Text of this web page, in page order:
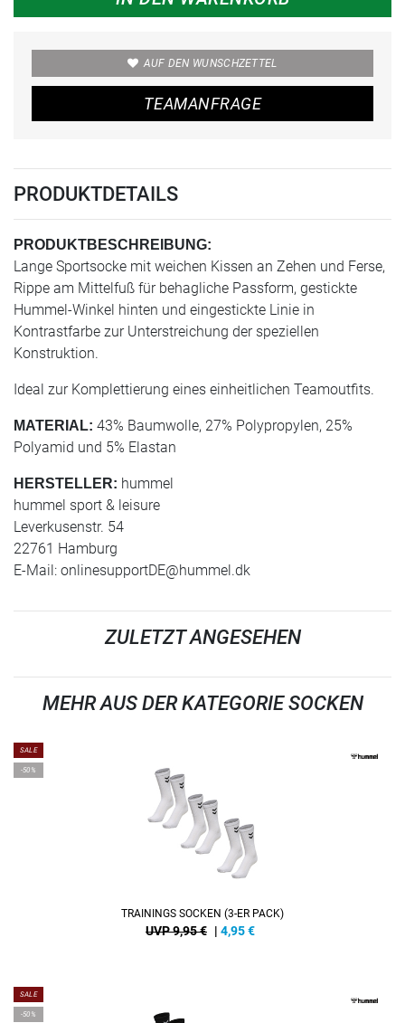
AUF DEN WUNSCHZETTEL
TEAMANFRAGE
PRODUKTDETAILS
PRODUKTBESCHREIBUNG:
Lange Sportsocke mit weichen Kissen an Zehen und Ferse,
Rippe am Mittelfuß für behagliche Passform, gestickte
Hummel-Winkel hinten und eingestickte Linie in
Kontrastfarbe zur Unterstreichung der speziellen
Konstruktion.
Ideal zur Komplettierung eines einheitlichen Teamoutfits.
MATERIAL: 43% Baumwolle, 27% Polypropylen, 25%
Polyamid und 5% Elastan
HERSTELLER: hummel
hummel sport & leisure
Leverkusenstr. 54
22761 Hamburg
E-Mail: onlinesupportDE@hummel.dk
ZULETZT ANGESEHEN
MEHR AUS DER KATEGORIE SOCKEN
SALE
-50%
TRAININGS SOCKEN (3-ER PACK)
UVP 9,95 € | 4,95€
SALE
-50%